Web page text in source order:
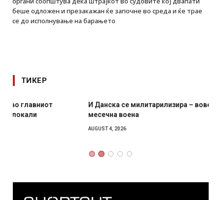
беше одложен и презакажан ќе започне во среда и ќе трае
се до исполнување на барањето
ТИКЕР
И Данска се милитарилизира – воведува нова 11-
месечна воена